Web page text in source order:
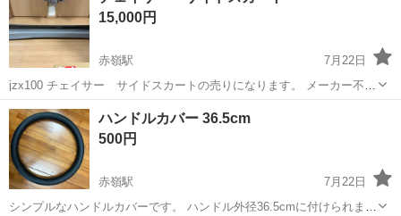
写真を 見て...
15,000円
赤嶺駅
7月22日
jzx100 チェイサー サイドスカートの売りになります。 メーカー不
明 両方で1万5千円になります。 ほぼほぼ使用感なく綺麗な状態で
す。 塗装ベースなどにいかがでしょうか？。 一枚しか写真撮ってない
ので追加で写真撮...
沖縄 豊見城市 赤嶺駅
ハンドルカバー 36.5cm
500円
赤嶺駅
7月22日
シンプルなハンドルカバーです。 ハンドル外径36.5cmに付けられま